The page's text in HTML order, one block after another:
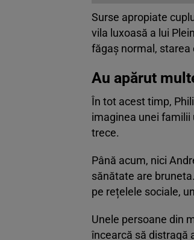
Surse apropiate
vila luxoasă a lui
făgaș normal, starea
Au apărut
În tot acest timp,
imaginea unei familii
trece.
Până acum, nici
sănătate are
pe rețelele sociale,
Unele persoane din
încearcă să distragă